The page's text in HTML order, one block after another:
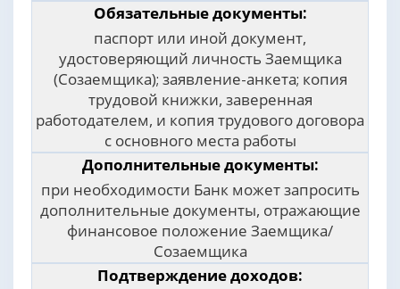
Обязательные документы:
паспорт или иной документ,
удостоверяющий личность Заемщика
(Созаемщика); заявление-анкета; копия
трудовой книжки, заверенная
работодателем, и копия трудового договора
с основного места работы
Дополнительные документы:
при необходимости Банк может запросить
дополнительные документы, отражающие
финансовое положение Заемщика/
Созаемщика
Подтверждение доходов: